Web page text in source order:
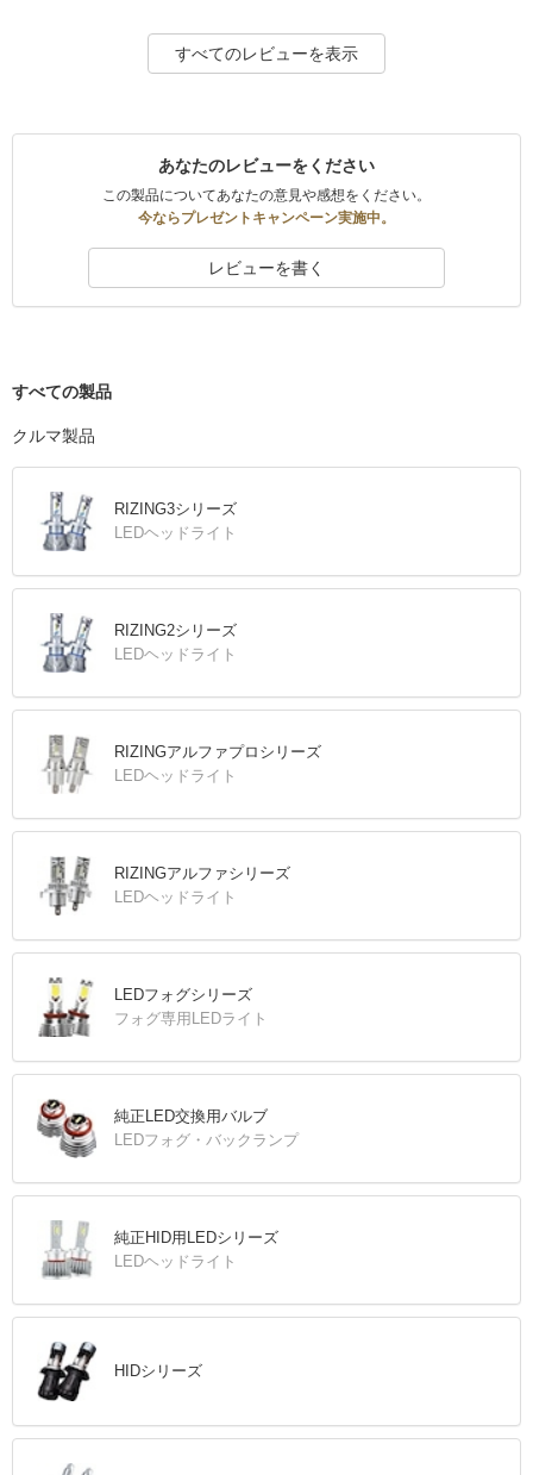
すべてのレビューを表示
あなたのレビューをください
この製品についてあなたの意見や感想をください。
今ならプレゼントキャンペーン実施中。
レビューを書く
すべての製品
クルマ製品
RIZING3シリーズ
LEDヘッドライト
RIZING2シリーズ
LEDヘッドライト
RIZINGアルファプロシリーズ
LEDヘッドライト
RIZINGアルファシリーズ
LEDヘッドライト
LEDフォグシリーズ
フォグ専用LEDライト
純正LED交換用バルブ
LEDフォグ・バックランプ
純正HID用LEDシリーズ
LEDヘッドライト
HIDシリーズ